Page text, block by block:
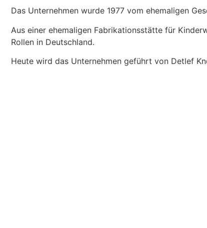
Das Unternehmen wurde 1977 vom ehemaligen
Aus einer ehemaligen Fabrikationsstätte für
Rollen in Deutschland.
Heute wird das Unternehmen geführt von Detlef